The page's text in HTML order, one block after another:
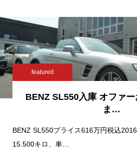
featured
BENZ SL550入庫 オファー
ま…
BENZ SL550プライス616万円税込
15.500キロ、車…